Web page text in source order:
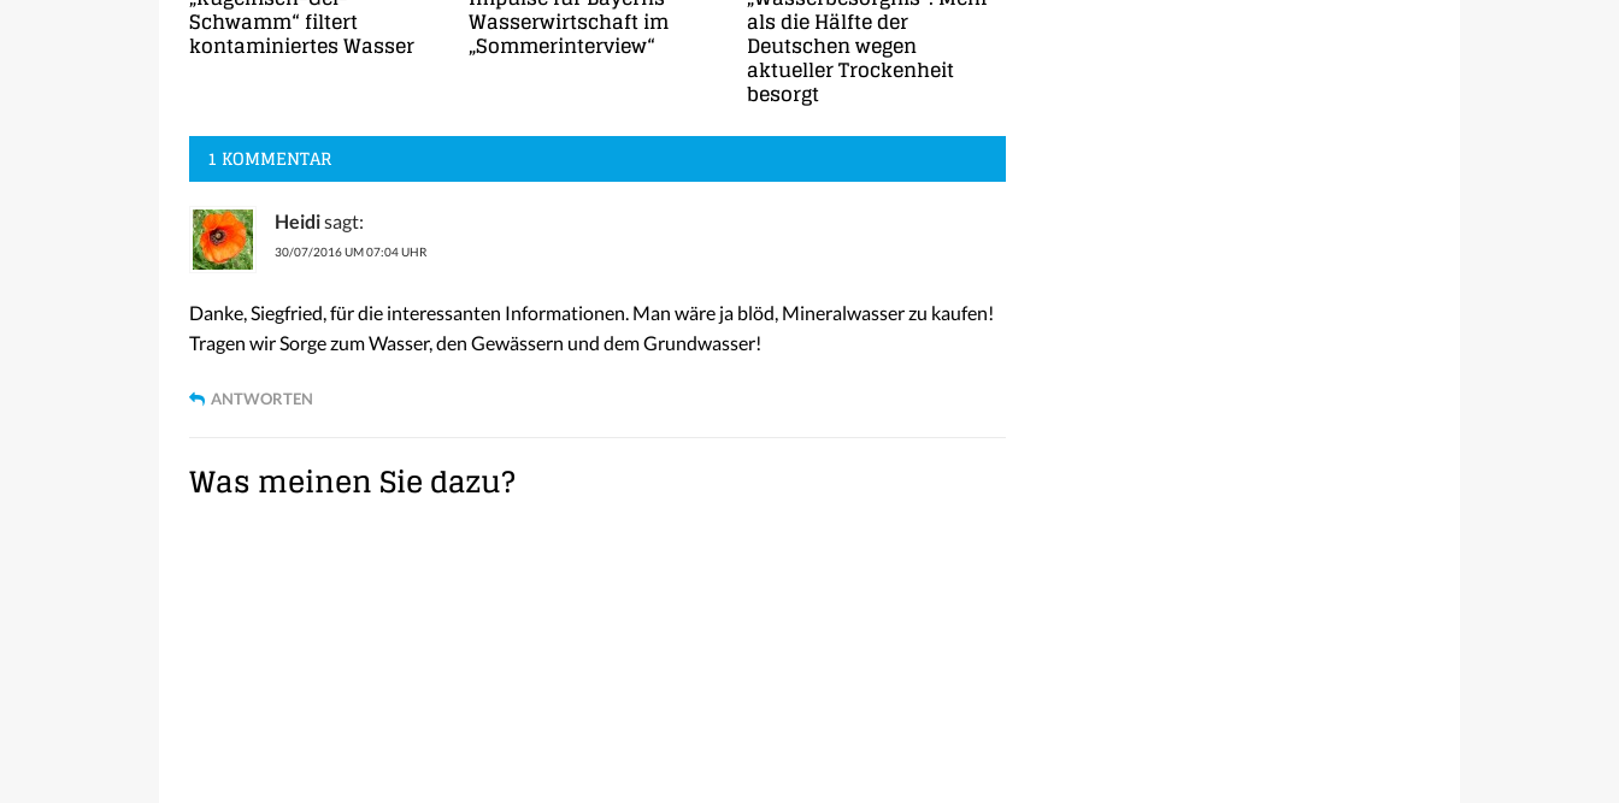
Schwamm“ filtert
kontaminiertes Wasser
Wasserwirtschaft im
„Sommerinterview“
als die Hälfte der
Deutschen wegen
aktueller Trockenheit
besorgt
1 KOMMENTAR
Heidisagt:
30/07/2016 UM 07:04 UHR
Danke, Siegfried, für die interessanten Informationen. Man wäre ja blöd, Mineralwasser zu kaufen!
Tragen wir Sorge zum Wasser, den Gewässern und dem Grundwasser!
ANTWORTEN
Was meinen Sie dazu?